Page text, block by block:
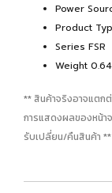
Power
Product
Series FSR
Weight
** สินค้าจริงอาจแตก
การแสดงผลของหน้า
รับเปลี่ยน/คืนสินค้า **